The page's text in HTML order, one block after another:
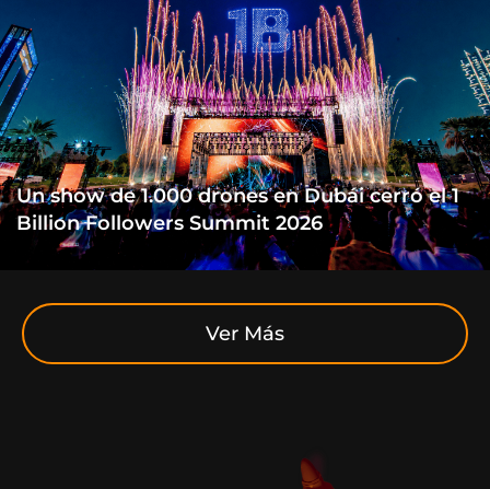
Un show de 1.000 drones en Dubái cerró el 1
Billion Followers Summit 2026
Ver Más